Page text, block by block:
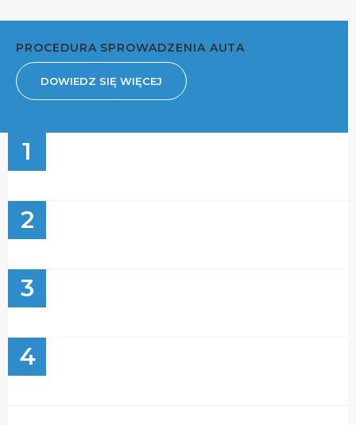
PROCEDURA SPROWADZENIA AUTA
DOWIEDZ SIĘ WIĘCEJ
1
2
3
4